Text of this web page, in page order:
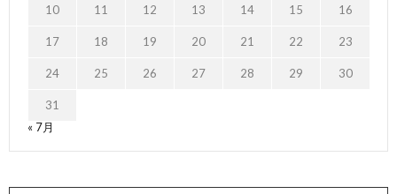
10 11 12 13 14 15 16
17 18 19 20 21 22 23
24 25 26 27 28 29 30
31
« 7月